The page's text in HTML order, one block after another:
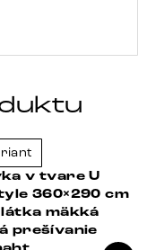
v tvare U
360×290 cm
mäkká
prešívanie